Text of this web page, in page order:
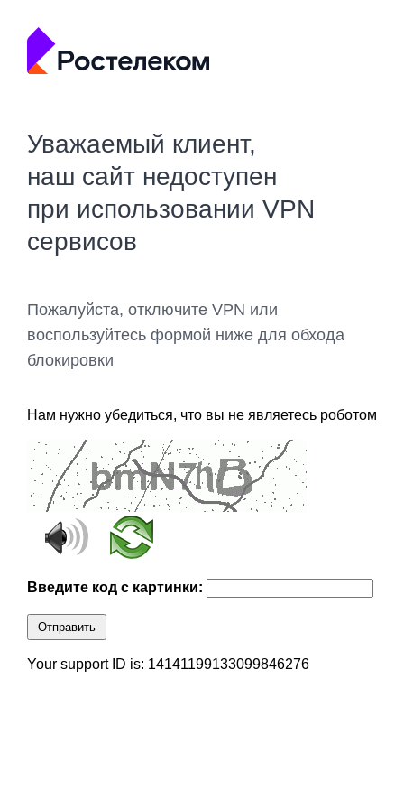
Уважаемый клиент,
наш сайт недоступен
при использовании VPN
сервисов
Пожалуйста, отключите VPN или
воспользуйтесь формой ниже для обхода
блокировки
Нам нужно убедиться, что вы не являетесь роботом
Введите код с картинки:
Отправить
Your support ID is: 14141199133099846276